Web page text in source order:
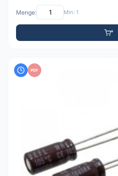
Menge: Min: 1
PDF